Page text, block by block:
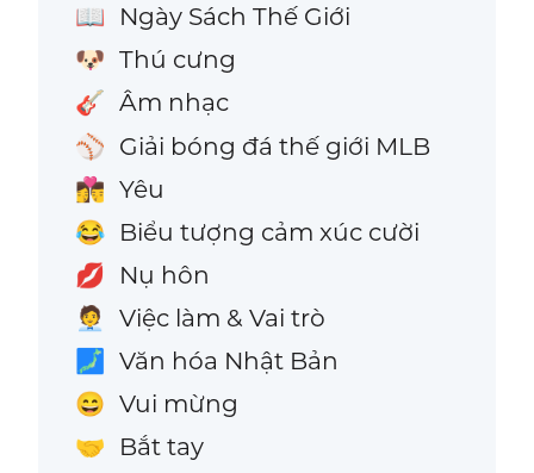
📖 Ngày Sách Thế Giới
🐶 Thú cưng
🎸 Âm nhạc
⚾ Giải bóng đá thế giới MLB
👩‍❤️‍💋‍👨 Yêu
😂 Biểu tượng cảm xúc cười
💋 Nụ hôn
🧑‍💼 Việc làm & Vai trò
🗾 Văn hóa Nhật Bản
😄 Vui mừng
🤝 Bắt tay